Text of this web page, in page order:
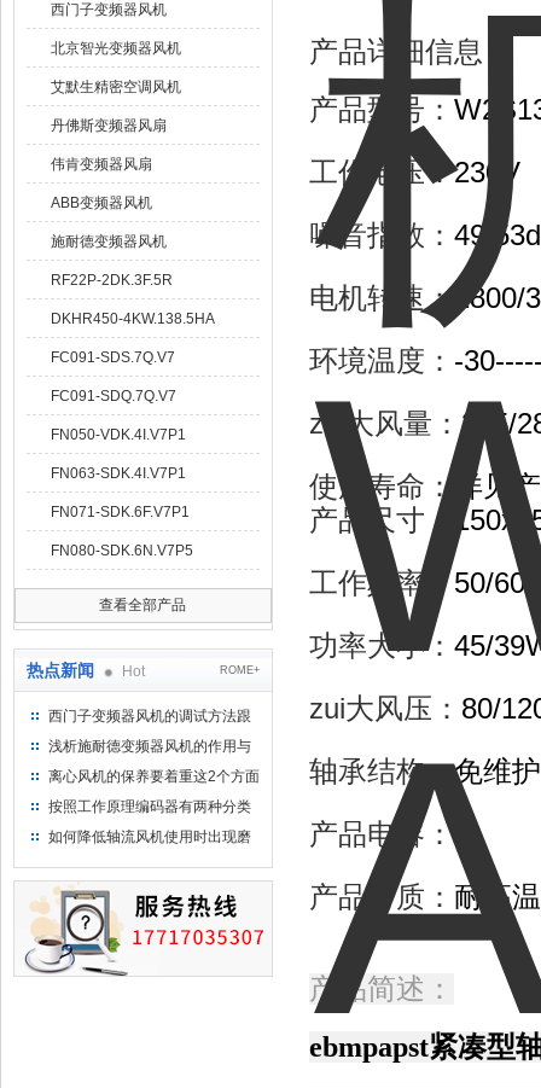
西门子变频器风机
北京智光变频器风机
艾默生精密空调风机
丹佛斯变频器风扇
伟肯变频器风扇
ABB变频器风机
施耐德变频器风机
RF22P-2DK.3F.5R
DKHR450-4KW.138.5HA
FC091-SDS.7Q.V7
FC091-SDQ.7Q.V7
FN050-VDK.4I.V7P1
FN063-SDK.4I.V7P1
FN071-SDK.6F.V7P1
FN080-SDK.6N.V7P5
查看全部产品
热点新闻 Hot ROME+
西门子变频器风机的调试方法跟
步骤
浅析施耐德变频器风机的作用与
意义所在
离心风机的保养要着重这2个方面
按照工作原理编码器有两种分类
如何降低轴流风机使用时出现磨
产品详细信息
产品型号：
工作电压：230V
噪音指数： 49/
电机转速：
环境温度： -
zui大风量：325/
使用寿命：
详见
产品尺寸：
工作频率：50/
功率大小： 45/
zui大风压： 80/
轴承结构：免维
产品电容：
产品材质： 耐高
产品简述：
ebmpapst紧凑型